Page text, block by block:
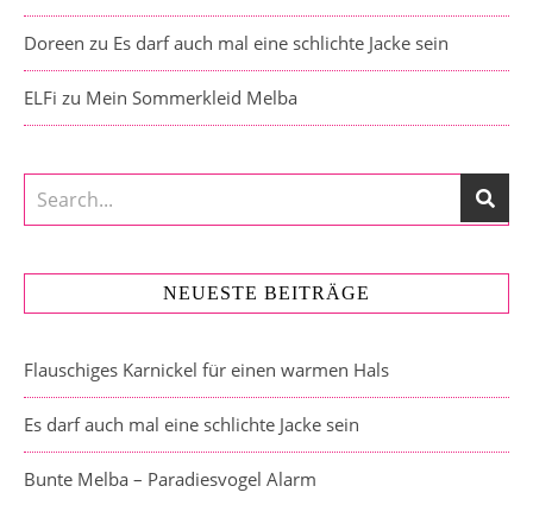
Doreen zu Es darf auch mal eine schlichte Jacke sein
ELFi zu Mein Sommerkleid Melba
NEUESTE BEITRÄGE
Flauschiges Karnickel für einen warmen Hals
Es darf auch mal eine schlichte Jacke sein
Bunte Melba – Paradiesvogel Alarm